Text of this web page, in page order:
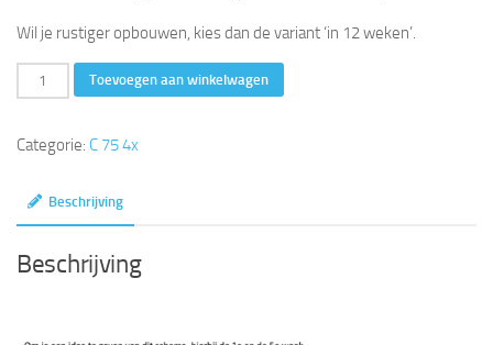
Wil je rustiger opbouwen, kies dan de variant ‘in 12 weken’.
60
75
(4x
aantal
Toevoegen aan winkelwagen
Categorie: C 75 4x
Beschrijving
Beschrijving